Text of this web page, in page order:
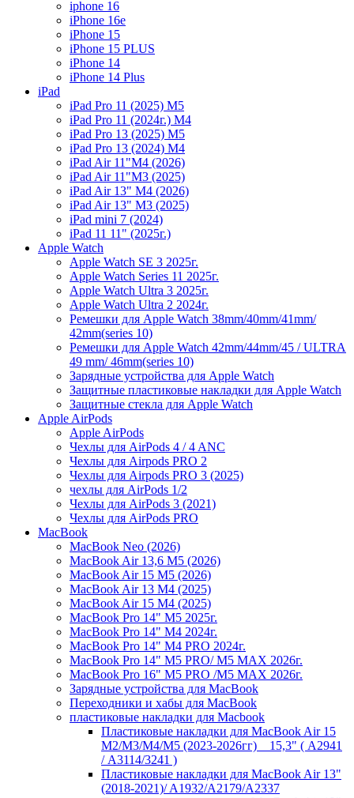
iphone 16
iPhone 16e
iPhone 15
iPhone 15 PLUS
iPhone 14
iPhone 14 Plus
iPad
iPad Pro 11 (2025) M5
iPad Pro 11 (2024г.) M4
iPad Pro 13 (2025) M5
iPad Pro 13 (2024) M4
iPad Air 11"M4 (2026)
iPad Air 11"M3 (2025)
iPad Air 13" M4 (2026)
iPad Air 13" M3 (2025)
iPad mini 7 (2024)
iPad 11 11" (2025г.)
Apple Watch
Apple Watch SE 3 2025г.
Apple Watch Series 11 2025г.
Apple Watch Ultra 3 2025г.
Apple Watch Ultra 2 2024г.
Ремешки для Apple Watch 38mm/40mm/41mm/
42mm(series 10)
Ремешки для Apple Watch 42mm/44mm/45 / ULTRA
49 mm/ 46mm(series 10)
Зарядные устройства для Apple Watch
Защитные пластиковые накладки для Apple Watch
Защитные стекла для Apple Watch
Apple AirPods
Apple AirPods
Чехлы для AirPods 4 / 4 ANC
Чехлы для Airpods PRO 2
Чехлы для Airpods PRO 3 (2025)
чехлы для AirPods 1/2
Чехлы для AirPods 3 (2021)
Чехлы для AirPods PRO
MacBook
MacBook Neo (2026)
MacBook Air 13,6 M5 (2026)
MacBook Air 15 M5 (2026)
MacBook Air 13 M4 (2025)
MacBook Air 15 M4 (2025)
MacBook Pro 14" M5 2025г.
MacBook Pro 14" M4 2024г.
MacBook Pro 14" M4 PRO 2024г.
MacBook Pro 14" M5 PRO/ M5 MAX 2026г.
MacBook Pro 16" M5 PRO /M5 MAX 2026г.
Зарядные устройства для MacBook
Переходники и хабы для MacBook
пластиковые накладки для Macbook
Пластиковые накладки для MacBook Air 15
M2/M3/M4/M5 (2023-2026гг) _ 15,3" ( А2941
/ А3114/3241 )
Пластиковые накладки для MacBook Air 13"
(2018-2021)/ A1932/A2179/A2337